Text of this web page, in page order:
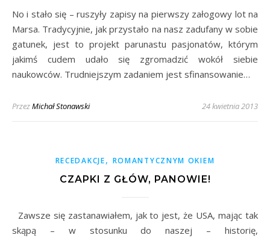
No i stało się – ruszyły zapisy na pierwszy załogowy lot na
Marsa. Tradycyjnie, jak przystało na nasz zadufany w sobie
gatunek, jest to projekt parunastu pasjonatów, którym
jakimś cudem udało się zgromadzić wokół siebie
naukowców. Trudniejszym zadaniem jest sfinansowanie…
PrzezMichał Stonawski 24 kwietnia 2013
RECEDAKCJE, ROMANTYCZNYM OKIEM
CZAPKI Z GŁÓW, PANOWIE!
Zawsze się zastanawiałem, jak to jest, że USA, mając tak
skąpą – w stosunku do naszej – historię,